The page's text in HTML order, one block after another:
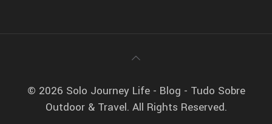
© 2026 Solo Journey Life - Blog - Tudo Sobre
Outdoor & Travel. All Rights Reserved.